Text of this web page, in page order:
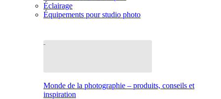
Éclairage
Équipements pour studio photo
Monde de la photographie – produits, conseils et
inspiration